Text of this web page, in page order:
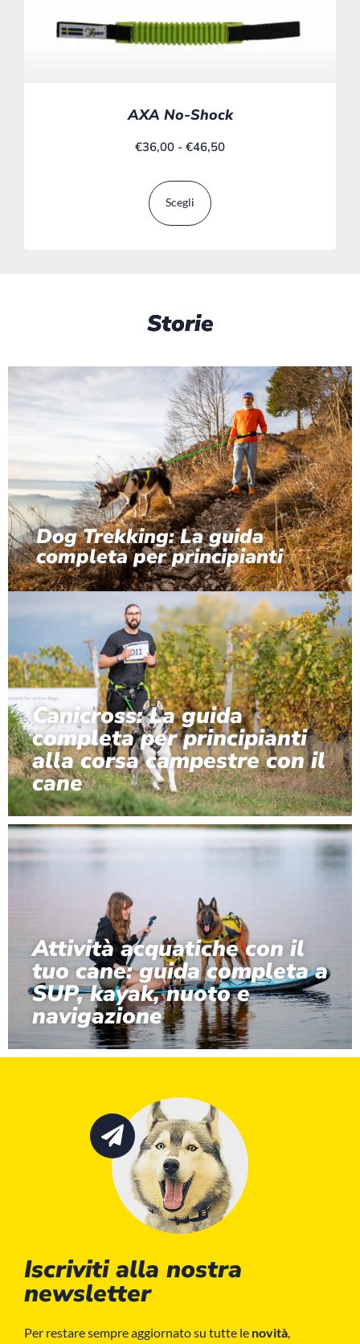
AXA No-Shock
€36,00 - €46,50
Scegli
Storie
Dog Trekking: La guida
completa per principianti
Canicross: La guida
completa per principianti
alla corsa campestre con il
cane
Attività acquatiche con il
tuo cane: guida completa a
SUP, kayak, nuoto e
navigazione
Iscriviti alla nostra
newsletter
Per restare sempre aggiornato su tutte le novità